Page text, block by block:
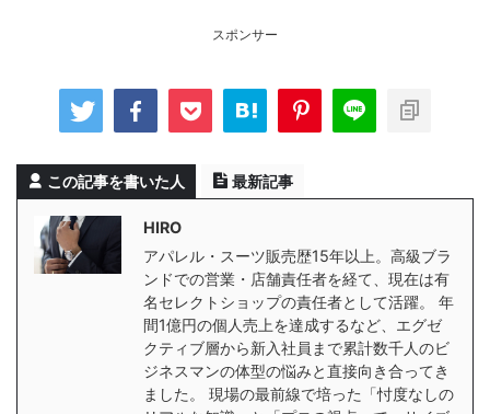
スポンサー
この記事を書いた人 最新記事
HIRO
アパレル・スーツ販売歴15年以上。高級ブラ
ンドでの営業・店舗責任者を経て、現在は有
名セレクトショップの責任者として活躍。 年
間1億円の個人売上を達成するなど、エグゼ
クティブ層から新入社員まで累計数千人のビ
ジネスマンの体型の悩みと直接向き合ってき
ました。 現場の最前線で培った「忖度なしの